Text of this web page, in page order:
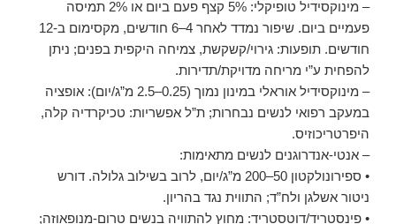
– מינוקסידיל טופיקלי: 5% קצף פעם ביום או 2% תמיסה
פעמיים ביום. שיפור נמדד לאחר 4–6 חודשים, מקסימום ב-12
חודשים. תופעות: גירוי/קשקשת, צמיחה היקפית בפנים; ניתן
להפחית ע”י מריחה מדויקת/תדירות.
– מינוקסידיל אוראלי במינון נמוך (0.25–2.5 מ”ג/יום): אופציה
במעקב רפואי לנשים נבחרות; ת”ל אפשריות: טכיקרדיה קלה,
היפרטריכוזיס.
– אנטי-אנדרוגנים לנשים מתאימות:
• ספירונולקטון 50–200 מ”ג/יום, לרוב בשילוב גלולה. דורש
ניטור אשלגן ולח”ד; התווית נגד בהריון.
• פינסטריד/דוטסטריד: מחוץ להתוויה בנשים טרום-מנופאוזה;